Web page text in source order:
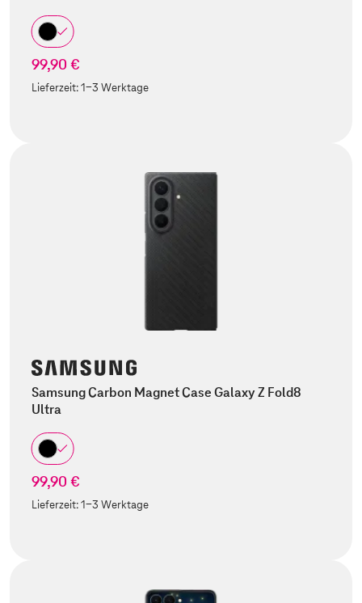
99,90 €
Lieferzeit:1-3 Werktage
Samsung Carbon Magnet Case Galaxy Z Fold8
Ultra
99,90 €
Lieferzeit:1-3 Werktage